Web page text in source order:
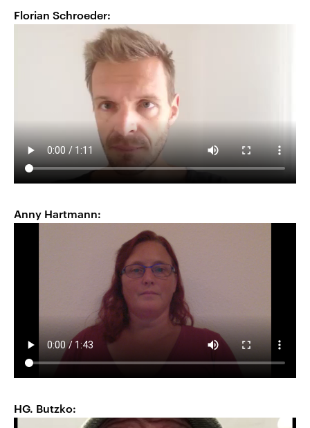
Florian Schroeder:
Anny Hartmann:
HG. Butzko: